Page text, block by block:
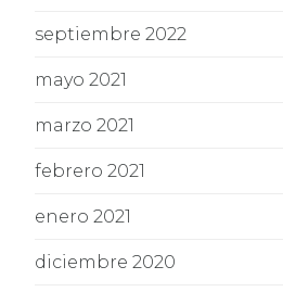
septiembre 2022
mayo 2021
marzo 2021
febrero 2021
enero 2021
diciembre 2020